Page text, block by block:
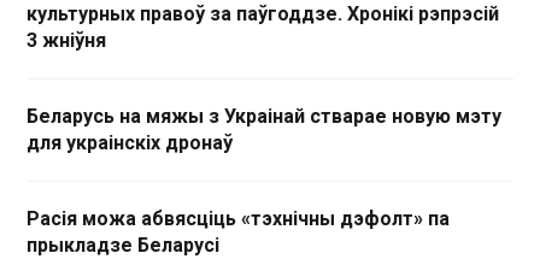
культурных правоў за паўгоддзе. Хронікі рэпрэсій
3 жніўня
Беларусь на мяжы з Украінай стварае новую мэту
для украінскіх дронаў
Расія можа абвясціць «тэхнічны дэфолт» па
прыкладзе Беларусі